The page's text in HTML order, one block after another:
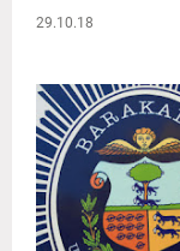
29.10.18